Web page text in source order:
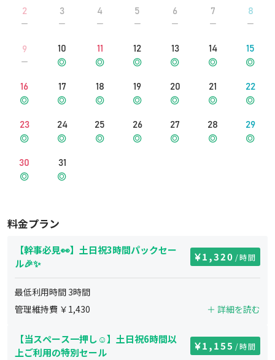
2 3 4 5 6 7 8
9 10 11 12 13 14 15
16 17 18 19 20 21 22
23 24 25 26 27 28 29
30 31
料金プラン
【幹事必見👀】土日祝3時間パックセー
ル🎉✨
1,320 /時間
最低利用時間 3時間
管理維持費 ￥ 1,430 ＋ 詳細を読む
【当スペース一押し☺︎】土日祝6時間以
上ご利用の特別セール
1,155 /時間